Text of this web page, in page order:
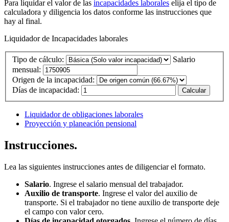
Para liquidar el valor de las incapacidades laborales elija el tipo de
calculadora y diligencia los datos conforme las instrucciones que
hay al final.
Liquidador de Incapacidades laborales
Tipo de cálculo:
Salario
mensual:
Origen de la incapacidad:
Días de incapacidad:
Liquidador de obligaciones laborales
Proyección y planeación pensional
Instrucciones.
Lea las siguientes instrucciones antes de diligenciar el formato.
Salario. Ingrese el salario mensual del trabajador.
Auxilio de transporte. Ingrese el valor del auxilio de
transporte. Si el trabajador no tiene auxilio de transporte deje
el campo con valor cero.